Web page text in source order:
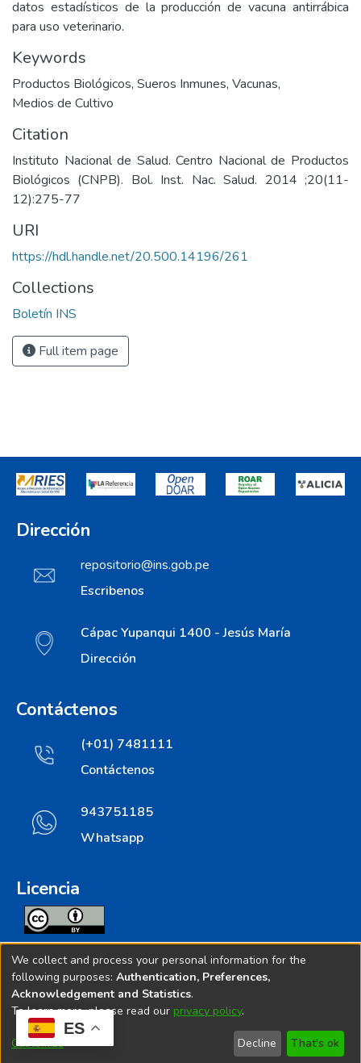
ES
datos estadísticos de la producción de vacuna antirrábica
para uso veterinario.
Keywords
Productos Biológicos, Sueros Inmunes, Vacunas,
Medios de Cultivo
Citation
Instituto Nacional de Salud. Centro Nacional de Productos
Biológicos (CNPB). Bol. Inst. Nac. Salud. 2014 ;20(11-
12):275-77
URI
https://hdl.handle.net/20.500.14196/261
Collections
Boletín INS
Full item page
Dirección
repositorio@ins.gob.pe
Escribenos
Cápac Yupanqui 1400 - Jesús María
Dirección
Contáctenos
(+01) 7481111
Contáctenos
943751185
Whatsapp
Licencia
Todos los contenidos de repositorio.ins.gob.pe estan
licenciados bajo
Creative Commoms License
© 2025. Instituto Nacional de Salud - Implementado por
We collect and process your personal information for the
following purposes: Authentication, Preferences,
Acknowledgement and Statistics.
To learn more, please read our privacy policy.
Customize Decline That's ok